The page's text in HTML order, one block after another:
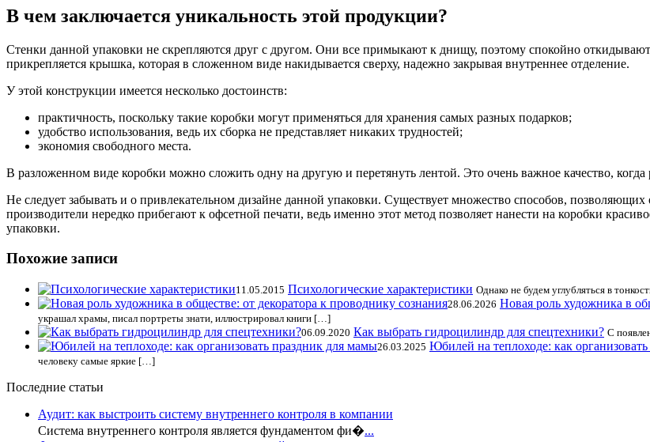
В чем заключается уникальность этой продукции?
Стенки данной упаковки не скрепляются друг с другом. Они все примыкают к днищу, поэтому спокойно
прикрепляется крышка, которая в сложенном виде накидывается сверху, надежно закрывая внутреннее отделение.
У этой конструкции имеется несколько достоинств:
практичность, поскольку такие коробки могут применяться для хранения самых разных подарков;
удобство использования, ведь их сборка не представляет никаких трудностей;
экономия свободного места.
В разложенном виде коробки можно сложить одну на другую и перетянуть лентой. Это очень важное качество,
Не следует забывать и о привлекательном дизайне данной упаковки. Существует множество способов,
производители нередко прибегают к офсетной печати, ведь именно этот метод позволяет нанести на коробки
упаковки.
Похожие записи
11.05.2015 Психологические характеристики Однако не будем углубляться в
28.06.2026 Новая роль художника в
украшал храмы, писал портреты знати, иллюстрировал книги […]
06.09.2020 Как выбрать гидроцилиндр для спецтехники? С
26.03.2025 Юбилей на теплоходе: как
человеку самые яркие […]
Последние статьи
Аудит: как выстроить систему внутреннего контроля в компании
Система внутреннего контроля является фундаментом фи�...